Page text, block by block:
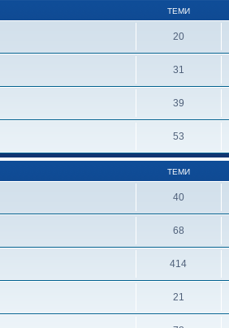
ТЕМИ
20
31
39
53
ТЕМИ
40
68
414
21